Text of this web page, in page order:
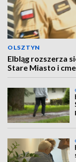
OLSZTYN
Elbląg rozszerza
Stare Miasto i